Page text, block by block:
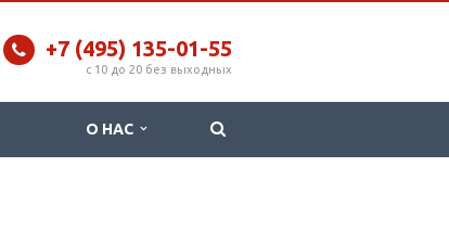
+7 (495) 135-01-55
c 10 до 20 без выходных
О НАС